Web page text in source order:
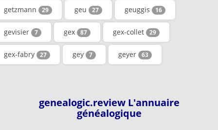
getzmann 29 geu 27 geuggis 16
gevisier 7 gex 87 gex-collet 29
gex-fabry 27 gey 7 geyer 63
genealogic.review L'annuaire
généalogique